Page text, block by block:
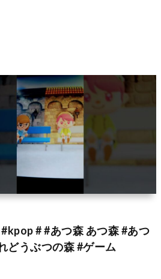
# #あつ森 あつ森 #あつ
どうぶつの森 #ゲーム